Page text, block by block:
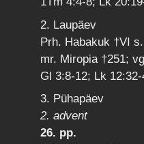
2. Laupäev
Prh. Habakuk †VI
mr. Miropia †251;
Gl 3:8-12; Lk 12:32-
3. Pühapäev
2. advent
26. pp.